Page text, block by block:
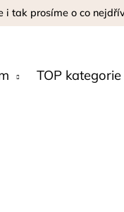
tak prosíme o co
TOP kategorie